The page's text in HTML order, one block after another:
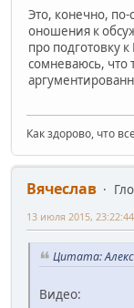
Это, конечно,
оношения к
про подготовку
сомневаюсь, что
Как здорово, что
Вячеслав
13 июля 2015, 23:22:44
Цитата:
Видео: